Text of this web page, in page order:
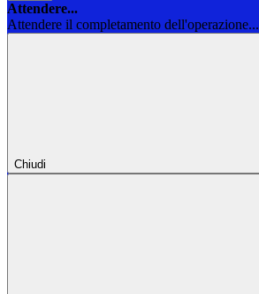
Attendere...
Attendere il completamento dell'operazione...
Chiudi